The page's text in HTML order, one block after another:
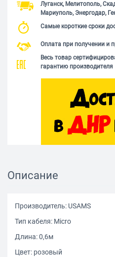
Луганск, Мелитополь,
Мариуполь, Энергодар,
Самые короткие сроки
Оплата при получении и
Весь товар
гарантию производителя
Описание
Производитель: USAMS
Тип кабеля: Micro
Длина: 0,6м
Цвет: розовый